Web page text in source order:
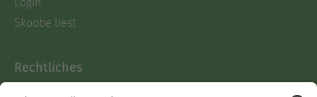
Skoobe liest
Rechtliches